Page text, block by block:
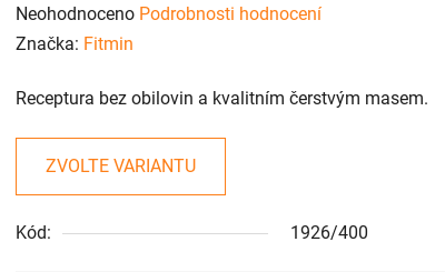
Průměrné
hodnocení
je
5
hvězdiček.
Neohodnoceno Podrobnosti hodnocení
Značka: Fitmin
Receptura bez obilovin a kvalitním čerstvým masem.
ZVOLTE VARIANTU
Kód: 1926/400